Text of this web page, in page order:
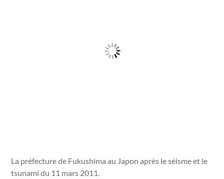
La préfecture de Fukushima au Japon après le séisme et le
tsunami du 11 mars 2011.